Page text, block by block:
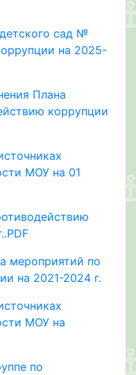
сад №
на 2025-
Плана
коррупции
МОУ на 01
мероприятий по
на 2021-2024 г.
МОУ на
по